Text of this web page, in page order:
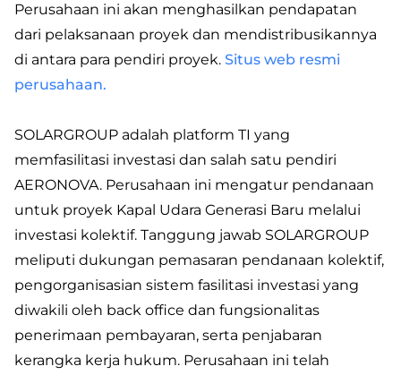
Perusahaan ini akan menghasilkan pendapatan
dari pelaksanaan proyek dan mendistribusikannya
di antara para pendiri proyek. Situs web resmi
perusahaan.
SOLARGROUP adalah platform TI yang
memfasilitasi investasi dan salah satu pendiri
AERONOVA. Perusahaan ini mengatur pendanaan
untuk proyek Kapal Udara Generasi Baru melalui
investasi kolektif. Tanggung jawab SOLARGROUP
meliputi dukungan pemasaran pendanaan kolektif,
pengorganisasian sistem fasilitasi investasi yang
diwakili oleh back office dan fungsionalitas
penerimaan pembayaran, serta penjabaran
kerangka kerja hukum. Perusahaan ini telah